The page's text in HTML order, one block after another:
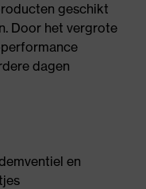
geschikt
Door het vergrote
dagen
en